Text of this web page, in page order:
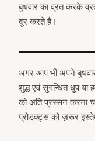
बुधवार का व्रत करके
दूर करते है।
अगर आप भी अपने
शुद्ध एवं सुगन्धित धुप
को अति प्रस्सन करना
प्रोडक्ट्स को ज़रूर